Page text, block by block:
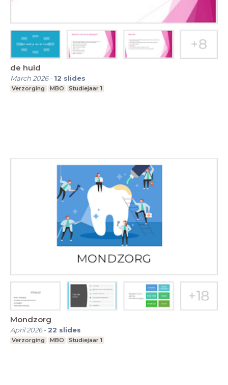
de huid
March 2026- 12 slides
Verzorging MBO Studiejaar 1
Mondzorg
April 2026- 22 slides
Verzorging MBO Studiejaar 1